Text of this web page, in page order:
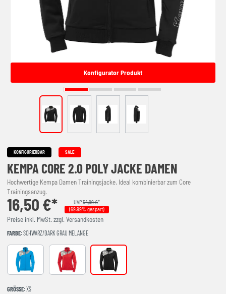
Konfigurator Produkt
KONFIGURIERBAR SALE
KEMPA CORE 2.0 POLY JACKE DAMEN
Hochwertige Kempa Damen Trainingsjacke. Ideal kombinierbar zum Core
Trainingsanzug.
16,50 €* UVP54,99 €*
(69.99% gespart)
Preise inkl. MwSt. zzgl. Versandkosten
FARBE: SCHWARZ/DARK GRAU MELANGE
kempablau/dark grau melanrot/dark grau melangeschwarz/dark grau melange
GRÖSSE : XS